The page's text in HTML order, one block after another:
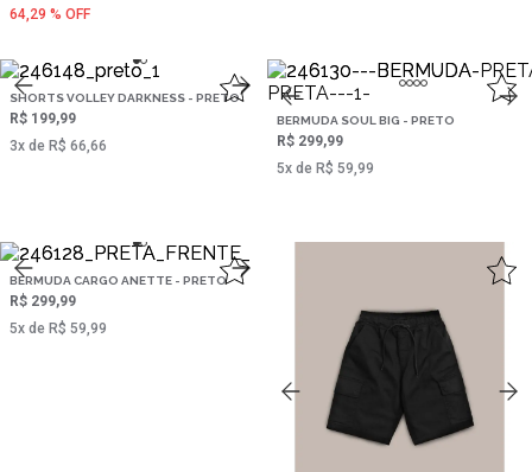
64,29 % OFF
SHORTS VOLLEY DARKNESS - PRETO
R$ 199,99
3‌x de R$ 66,66
BERMUDA SOUL BIG - PRETO
R$ 299,99
5‌x de R$ 59,99
BERMUDA CARGO ANETTE - PRETO
R$ 299,99
5‌x de R$ 59,99